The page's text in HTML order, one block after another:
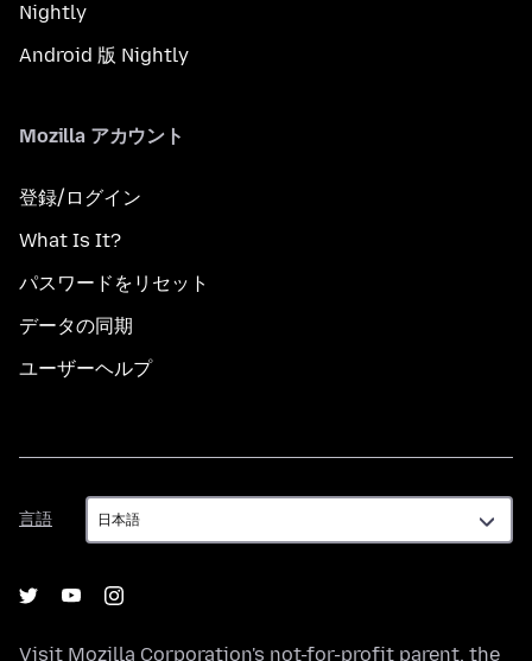
Nightly
Android 版 Nightly
Mozilla アカウント
登録/ログイン
What Is It?
パスワードをリセット
データの同期
ユーザーヘルプ
言語
言
語
Visit Mozilla Corporation's not-for-profit parent, the